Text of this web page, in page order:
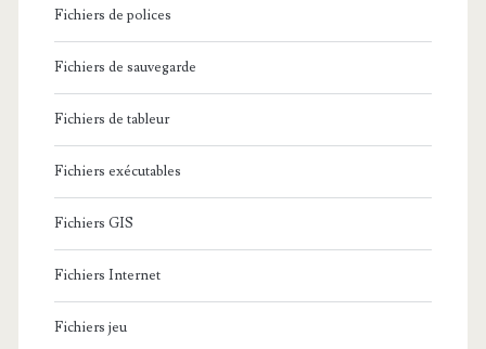
Fichiers de polices
Fichiers de sauvegarde
Fichiers de tableur
Fichiers exécutables
Fichiers GIS
Fichiers Internet
Fichiers jeu